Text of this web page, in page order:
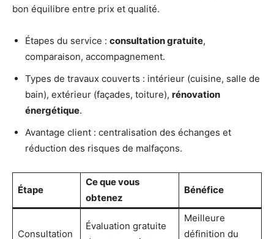
bon équilibre entre prix et qualité.
Étapes du service : consultation gratuite,
comparaison, accompagnement.
Types de travaux couverts : intérieur (cuisine, salle de
bain), extérieur (façades, toiture), rénovation
énergétique.
Avantage client : centralisation des échanges et
réduction des risques de malfaçons.
Étape
Ce que vous
obtenez
Bénéfice
Consultation
Évaluation gratuite
Meilleure
définition du